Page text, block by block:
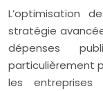
L’optimisation
stratégie
dépenses
particulièrement
les